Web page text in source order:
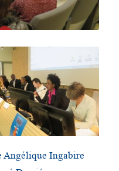
Angélique Ingabire